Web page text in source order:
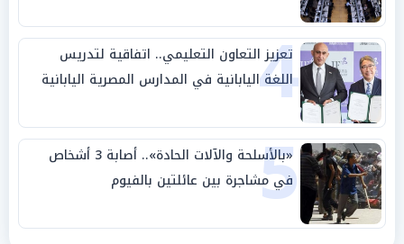
4
تعزيز التعاون التعليمي.. اتفاقية لتدريس
اللغة اليابانية في المدارس المصرية اليابانية
5
«بالأسلحة والآلات الحادة».. أصابة 3 أشخاص
في مشاجرة بين عائلتين بالفيوم